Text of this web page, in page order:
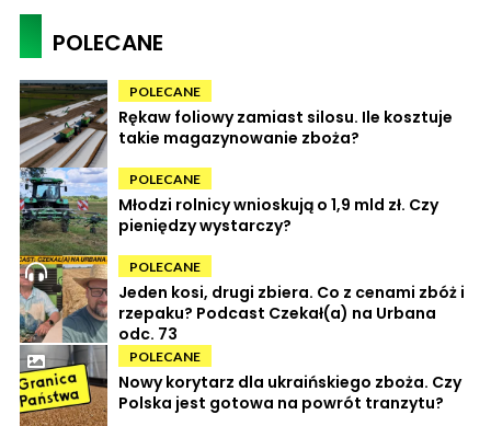
POLECANE
POLECANE
Rękaw foliowy zamiast silosu. Ile kosztuje
takie magazynowanie zboża?
POLECANE
Młodzi rolnicy wnioskują o 1,9 mld zł. Czy
pieniędzy wystarczy?
POLECANE
Jeden kosi, drugi zbiera. Co z cenami zbóż i
rzepaku? Podcast Czekał(a) na Urbana
odc. 73
POLECANE
Nowy korytarz dla ukraińskiego zboża. Czy
Polska jest gotowa na powrót tranzytu?